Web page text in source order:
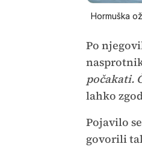
Hormuška
Po
počakati.
lahko
Pojavilo
govorili